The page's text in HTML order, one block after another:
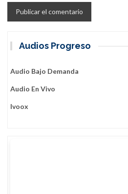
Audios Progreso
Audio Bajo Demanda
Audio En Vivo
Ivoox